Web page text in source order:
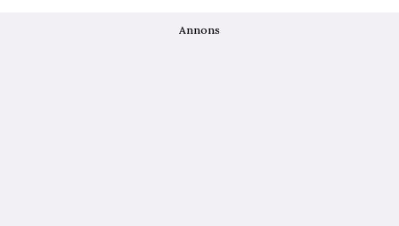
Annons